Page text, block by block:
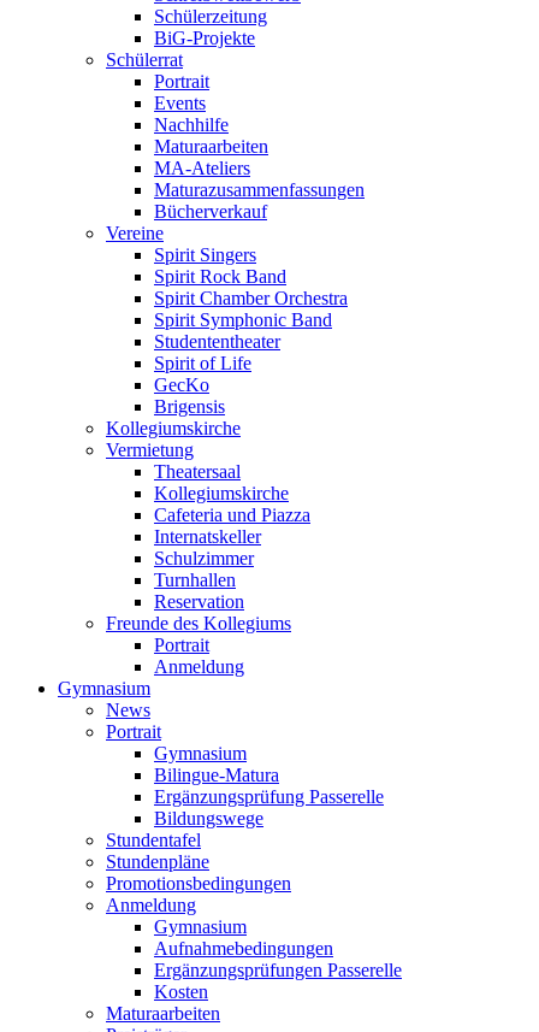
Schülerzeitung
BiG-Projekte
Schülerrat
Portrait
Events
Nachhilfe
Maturaarbeiten
MA-Ateliers
Maturazusammenfassungen
Bücherverkauf
Vereine
Spirit Singers
Spirit Rock Band
Spirit Chamber Orchestra
Spirit Symphonic Band
Studententheater
Spirit of Life
GecKo
Brigensis
Kollegiumskirche
Vermietung
Theatersaal
Kollegiumskirche
Cafeteria und Piazza
Internatskeller
Schulzimmer
Turnhallen
Reservation
Freunde des Kollegiums
Portrait
Anmeldung
Gymnasium
News
Portrait
Gymnasium
Bilingue-Matura
Ergänzungsprüfung Passerelle
Bildungswege
Stundentafel
Stundenpläne
Promotionsbedingungen
Anmeldung
Gymnasium
Aufnahmebedingungen
Ergänzungsprüfungen Passerelle
Kosten
Maturaarbeiten